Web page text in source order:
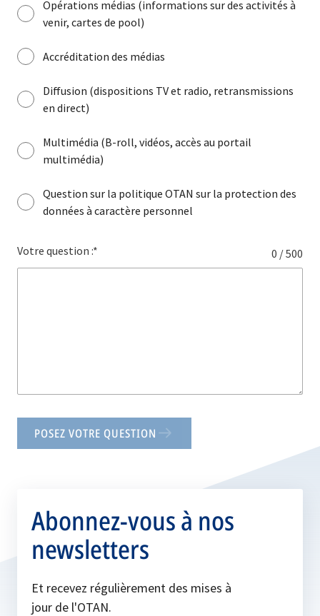
Opérations médias (informations sur des activités à
venir, cartes de pool)
Accréditation des médias
Diffusion (dispositions TV et radio, retransmissions
en direct)
Multimédia (B-roll, vidéos, accès au portail
multimédia)
Question sur la politique OTAN sur la protection des
données à caractère personnel
Votre question :* 0 / 500
POSEZ VOTRE QUESTION
Abonnez-vous à nos
newsletters
Et recevez régulièrement des mises à
jour de l'OTAN.